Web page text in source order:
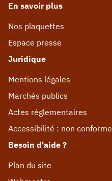
En savoir plus
Nos plaquettes
Espace presse
Juridique
Mentions légales
Marchés publics
Actes réglementaires
Accessibilité : non conforme
Besoin d'aide ?
Plan du site